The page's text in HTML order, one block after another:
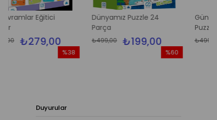
Eğitici
Dünyamız Puzzle 24
₺199,00
₺499,00
Güneş Sistemi
Duyurular